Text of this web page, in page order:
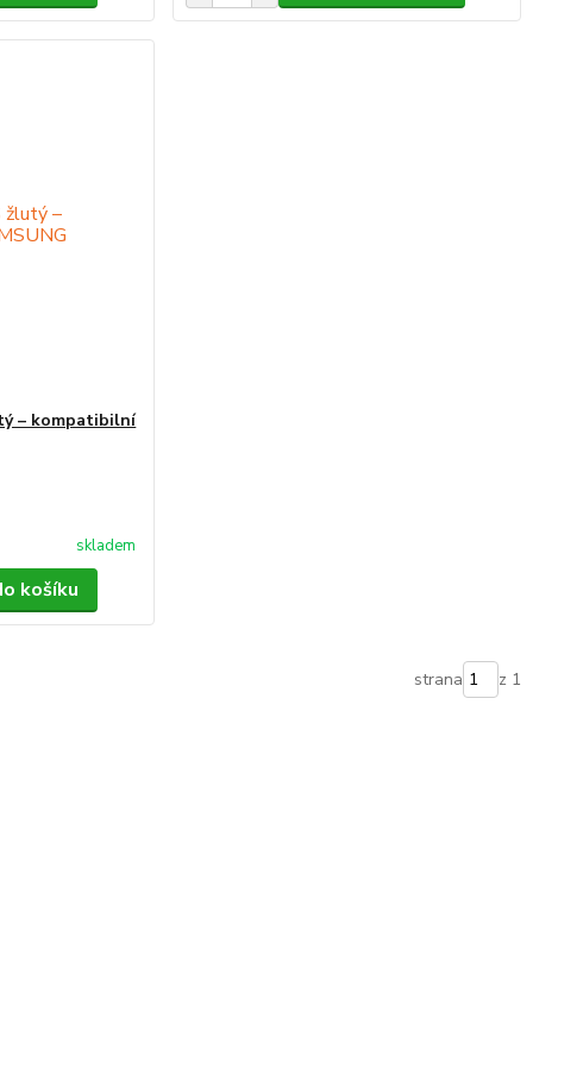
– kompatibilní
skladem
košíku
strana z 1